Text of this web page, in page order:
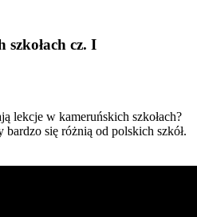
szkołach cz. I
lekcje w kameruńskich szkołach?
się różnią od polskich szkół.